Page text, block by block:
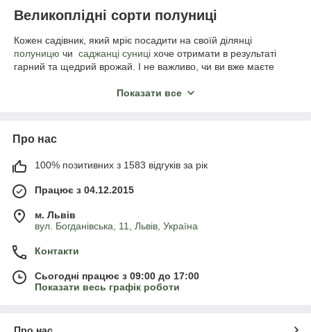
Великоплідні сорти полуниці
Кожен садівник, який мріє посадити на своїй ділянці
полуницю чи саджанці суниці хоче отримати в результаті
гарний та щедрий врожай. І не важливо, чи ви вже маєте
саме те, до чого ми всі прагнемо.
рядом переваг:
здатність рости та добре плодоносити на одній
великі та дуже соковиті плоди.
Ви можете виростити цей сорт з насіння, а можете купити
вже готові саджанці, що значно полегшить та пришвидшить
вашу роботу. Та перш ніж ви перейдете до покупки
великоплідної полуниці, рекомендуємо вам ознайомитися з
Показати все
Про нас
100% позитивних з 1583 відгуків за рік
Працює з 04.12.2015
м. Львів
вул. Богданівська, 11, Львів, Україна
Контакти
Сьогодні працює з 09:00 до 17:00
Показати весь графік роботи